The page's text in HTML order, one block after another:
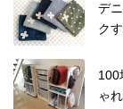
デ
ク
100
ゃ